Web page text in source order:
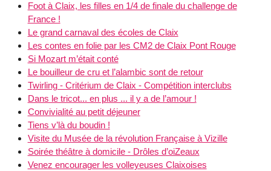
Foot à Claix, les filles en 1/4 de finale du challenge de
France !
Le grand carnaval des écoles de Claix
Les contes en folie par les CM2 de Claix Pont Rouge
Si Mozart m’était conté
Le bouilleur de cru et l’alambic sont de retour
Twirling - Critérium de Claix - Compétition interclubs
Dans le tricot... en plus ... il y a de l’amour !
Convivialité au petit déjeuner
Tiens v’là du boudin !
Visite du Musée de la révolution Française à Vizille
Soirée théâtre à domicile - Drôles d’oiZeaux
Venez encourager les volleyeuses Claixoises